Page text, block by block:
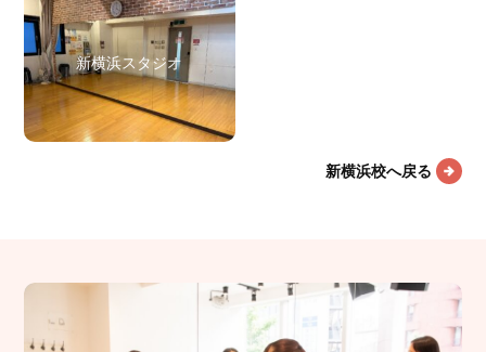
新横浜スタジオ
新横浜校へ戻る